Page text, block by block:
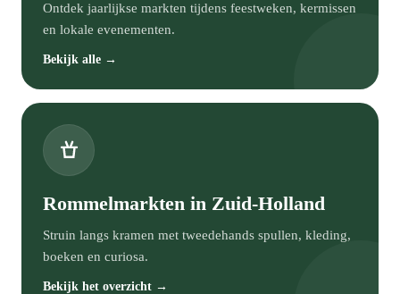
Ontdek jaarlijkse markten tijdens feestweken, kermissen
en lokale evenementen.
Bekijk alle →
Rommelmarkten in Zuid-Holland
Struin langs kramen met tweedehands spullen, kleding,
boeken en curiosa.
Bekijk het overzicht →